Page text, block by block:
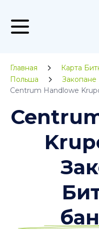
Главная
Карта
Польша
Закопане
Centrum Handlowe